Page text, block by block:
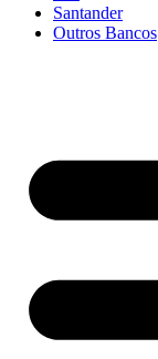
Santander
Outros Bancos